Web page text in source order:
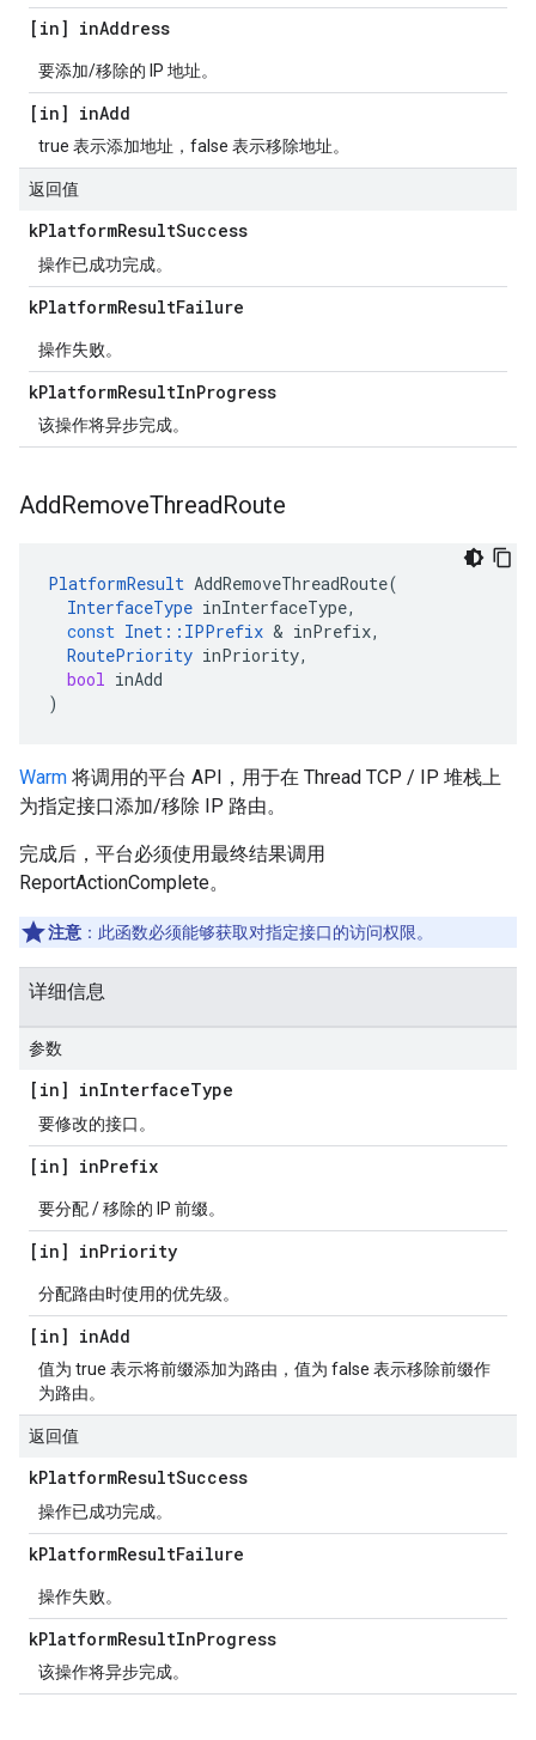
[in] inAddress
要添加/移除的 IP 地址。
[in] inAdd
true 表示添加地址，false 表示移除地址。
返回值
kPlatformResultSuccess
操作已成功完成。
kPlatformResultFailure
操作失败。
kPlatformResultInProgress
该操作将异步完成。
AddRemoveThreadRoute
PlatformResult AddRemoveThreadRoute(
InterfaceType inInterfaceType,
const Inet :: IPPrefix & inPrefix,
RoutePriority inPriority,
bool inAdd
)
Warm 将调用的平台 API，用于在 Thread TCP / IP 堆栈上
为指定接口添加/移除 IP 路由。
完成后，平台必须使用最终结果调用
ReportActionComplete。
注意 ：此函数必须能够获取对指定接口的访问权限。
详细信息
参数
[in] inInterfaceType
要修改的接口。
[in] inPrefix
要分配 / 移除的 IP 前缀。
[in] inPriority
分配路由时使用的优先级。
[in] inAdd
值为 true 表示将前缀添加为路由，值为 false 表示移除前缀作
为路由。
返回值
kPlatformResultSuccess
操作已成功完成。
kPlatformResultFailure
操作失败。
kPlatformResultInProgress
该操作将异步完成。